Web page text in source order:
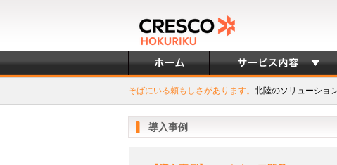
そばにいる頼もしさがあります。 北陸のソリューショ
導入事例